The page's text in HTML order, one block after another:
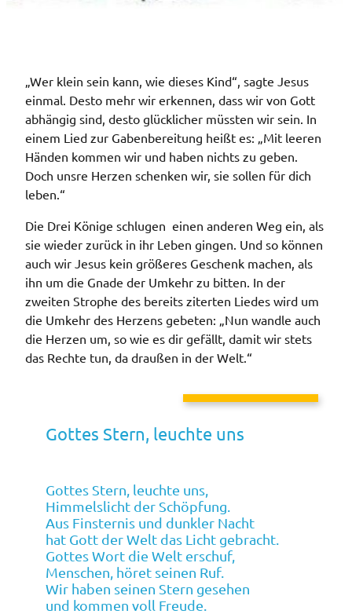
„Wer klein sein kann, wie dieses Kind“, sagte Jesus
einmal. Desto mehr wir erkennen, dass wir von Gott
abhängig sind, desto glücklicher müssten wir sein. In
einem Lied zur Gabenbereitung heißt es: „Mit leeren
Händen kommen wir und haben nichts zu geben.
Doch unsre Herzen schenken wir, sie sollen für dich
leben.“
Die Drei Könige schlugen einen anderen Weg ein, als
sie wieder zurück in ihr Leben gingen. Und so können
auch wir Jesus kein größeres Geschenk machen, als
ihn um die Gnade der Umkehr zu bitten. In der
zweiten Strophe des bereits ziterten Liedes wird um
die Umkehr des Herzens gebeten: „Nun wandle auch
die Herzen um, so wie es dir gefällt, damit wir stets
das Rechte tun, da draußen in der Welt.“
Gottes Stern, leuchte uns
Gottes Stern, leuchte uns,
Himmelslicht der Schöpfung.
Aus Finsternis und dunkler Nacht
hat Gott der Welt das Licht gebracht.
Gottes Wort die Welt erschuf,
Menschen, höret seinen Ruf.
Wir haben seinen Stern gesehen
und kommen voll Freude.